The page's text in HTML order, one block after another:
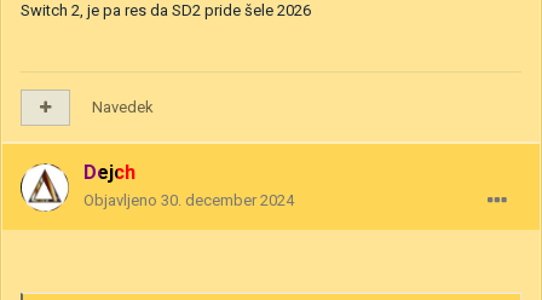
Switch 2, je pa res da SD2 pride šele 2026
Navedek
Dejch
Objavljeno 30. december 2024